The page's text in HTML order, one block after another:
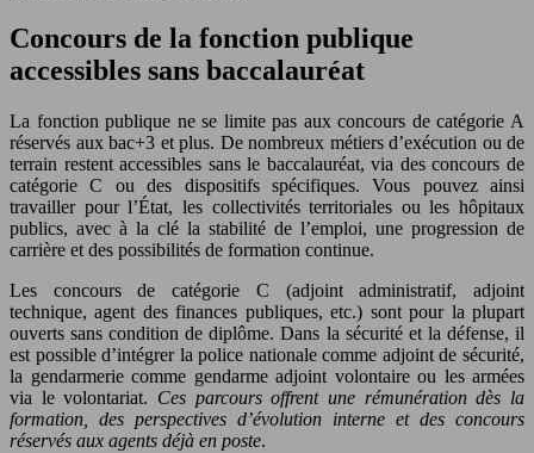
Concours de la fonction publique
accessibles sans baccalauréat
La fonction publique ne se limite pas aux concours de catégorie A
réservés aux bac+3 et plus. De nombreux métiers d’exécution ou de
terrain restent accessibles sans le baccalauréat, via des concours de
catégorie C ou des dispositifs spécifiques. Vous pouvez ainsi
travailler pour l’État, les collectivités territoriales ou les hôpitaux
publics, avec à la clé la stabilité de l’emploi, une progression de
carrière et des possibilités de formation continue.
Les concours de catégorie C (adjoint administratif, adjoint
technique, agent des finances publiques, etc.) sont pour la plupart
ouverts sans condition de diplôme. Dans la sécurité et la défense, il
est possible d’intégrer la police nationale comme adjoint de sécurité,
la gendarmerie comme gendarme adjoint volontaire ou les armées
via le volontariat. Ces parcours offrent une rémunération dès la
formation, des perspectives d’évolution interne et des concours
réservés aux agents déjà en poste.